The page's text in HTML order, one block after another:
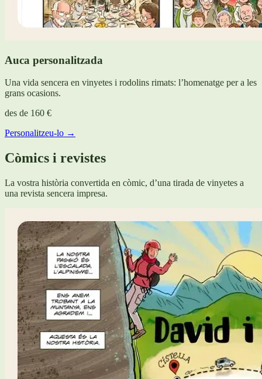
Auca personalitzada
Una vida sencera en vinyetes i rodolins rimats: l’homenatge per a les
grans ocasions.
des de 160 €
Personalitzeu-lo →
Còmics i revistes
La vostra història convertida en còmic, d’una tirada de vinyetes a
una revista sencera impresa.